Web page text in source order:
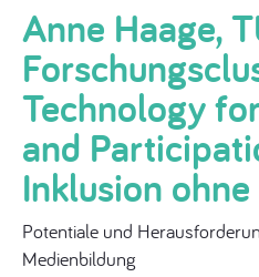
Anne Haage,
Technology
and
Inklusion
Potentiale und
Medienbildung